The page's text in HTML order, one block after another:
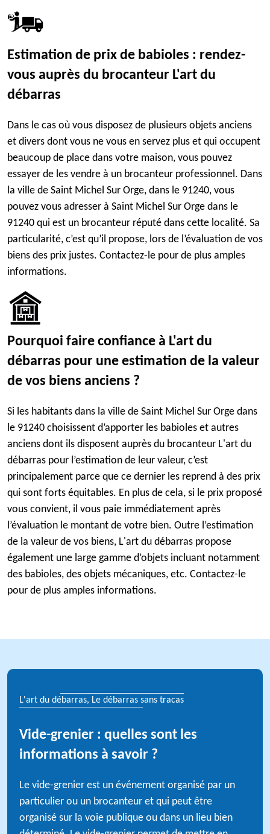
Estimation de prix de babioles : rendez-
vous auprès du brocanteur L'art du
débarras
Dans le cas où vous disposez de plusieurs objets anciens
et divers dont vous ne vous en servez plus et qui occupent
beaucoup de place dans votre maison, vous pouvez
essayer de les vendre à un brocanteur professionnel. Dans
la ville de Saint Michel Sur Orge, dans le 91240, vous
pouvez vous adresser à Saint Michel Sur Orge dans le
91240 qui est un brocanteur réputé dans cette localité. Sa
particularité, c’est qu’il propose, lors de l’évaluation de vos
biens des prix justes. Contactez-le pour de plus amples
informations.
Pourquoi faire confiance à L'art du
débarras pour une estimation de la valeur
de vos biens anciens ?
Si les habitants dans la ville de Saint Michel Sur Orge dans
le 91240 choisissent d’apporter les babioles et autres
anciens dont ils disposent auprès du brocanteur L'art du
débarras pour l’estimation de leur valeur, c’est
principalement parce que ce dernier les reprend à des prix
qui sont forts équitables. En plus de cela, si le prix proposé
vous convient, il vous paie immédiatement après
l’évaluation le montant de votre bien. Outre l’estimation
de la valeur de vos biens, L'art du débarras propose
également une large gamme d’objets incluant notamment
des babioles, des objets mécaniques, etc. Contactez-le
pour de plus amples informations.
L'art du débarras, Le débarras sans tracas
Vide-grenier : quelles sont les
informations à savoir ?
Le vide-grenier est un événement organisé par un
particulier ou un brocanteur et qui peut être
organisé sur la voie publique ou dans un lieu bien